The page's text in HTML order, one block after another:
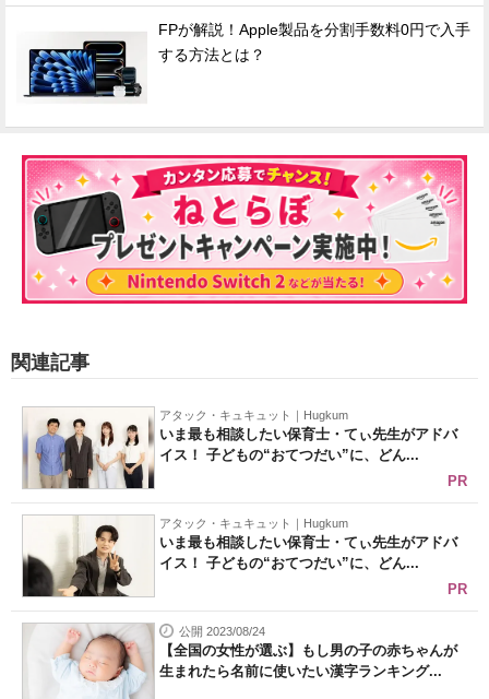
FPが解説！Apple製品を分割手数料0円で入手
する方法とは？
関連記事
アタック・キュキュット｜Hugkum
いま最も相談したい保育士・てぃ先生がアドバ
イス！ 子どもの“おてつだい”に、どん...
PR
アタック・キュキュット｜Hugkum
いま最も相談したい保育士・てぃ先生がアドバ
イス！ 子どもの“おてつだい”に、どん...
PR
公開 2023/08/24
【全国の女性が選ぶ】もし男の子の赤ちゃんが
生まれたら名前に使いたい漢字ランキング...